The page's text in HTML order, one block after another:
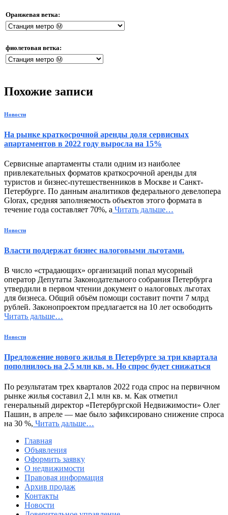
Оранжевая ветка:
фиолетовая ветка:
Похожие записи
Новости
На рынке краткосрочной аренды доля сервисных
апартаментов в 2022 году выросла на 15%
Сервисные апартаменты стали одним из наиболее
привлекательных форматов краткосрочной аренды для
туристов и бизнес-путешественников в Москве и Санкт-
Петербурге. По данным аналитиков федерального девелопера
Glorax, средняя заполняемость объектов этого формата в
течение года составляет 70%, а Читать дальше…
Новости
Власти поддержат бизнес налоговыми льготами.
В число «страдающих» организаций попал мусорный
оператор Депутаты Законодательного собрания Петербурга
утвердили в первом чтении документ о налоговых льготах
для бизнеса. Общий объём помощи составит почти 7 млрд
рублей. Законопроектом предлагается на 10 лет освободить
Читать дальше…
Новости
Предложение нового жилья в Петербурге за три квартала
пополнилось на 2,5 млн кв. м. Но спрос будет снижаться
По результатам трех кварталов 2022 года спрос на первичном
рынке жилья составил 2,1 млн кв. м. Как отметил
генеральный директор «Петербургской Недвижимости» Олег
Пашин, в апреле — мае было зафиксировано снижение спроса
на 30 %, Читать дальше…
Главная
Объявления
Оформить заявку
О недвижимости
Правовая информация
Архив продаж
Контакты
Новости